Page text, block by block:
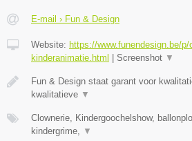
E-mail › Fun & Design
Website: https://www.funendesign.be/
kinderanimatie.html
Screenshot ▼
Fun & Design staat garant voor
kwalitatieve ▼
Clownerie, Kindergoochelshow,
kindergrime, ▼